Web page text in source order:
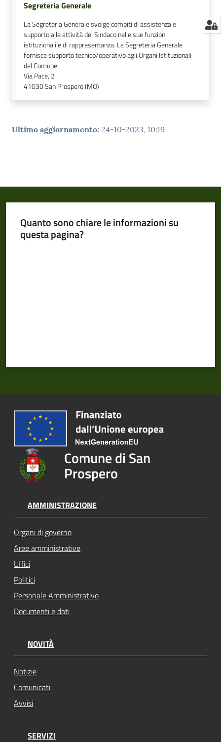
Segreteria Generale
La Segreteria Generale svolge compiti di assistenza e
supporto alle attività del Sindaco nelle sue funzioni
istituzionali e di rappresentanza. La Segreteria Generale
fornisce supporto tecnico/operativo agli Organi Istituzionali
del Comune.
Via Pace, 2
41030San Prospero (MO)
Ultimo aggiornamento: 24-10-2023, 10:19
Quanto sono chiare le informazioni su
questa pagina?
Comune di San
Prospero
AMMINISTRAZIONE
Organi di governo
Aree amministrative
Uffici
Politici
Personale Amministrativo
Documenti e dati
NOVITÀ
Notizie
Comunicati
Avvisi
SERVIZI